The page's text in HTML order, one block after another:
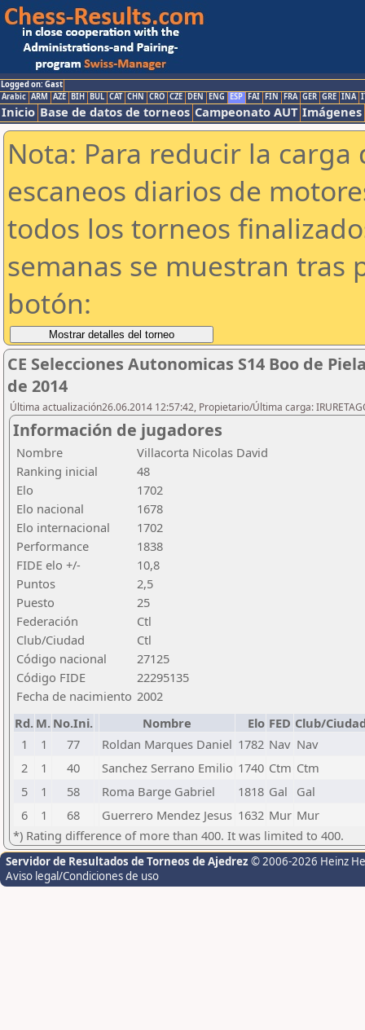
Logged on: Gast
Arabic ARM AZE BIH BUL CAT CHN CRO CZE DEN ENG ESP FAI FIN FRA GER GRE INA
Inicio Base de datos de torneos Campeonato AUT Imágenes
Nota: Para reducir la
escaneos diarios de
todos los torneos
semanas se muestran tras
botón:
CE Selecciones Autonomicas S14 Boo de
de 2014
Última actualización26.06.2014 12:57:42, Propietario/Última carga:
Información de jugadores
Nombre
Villacorta Nicolas David
Ranking inicial
48
Elo
1702
Elo nacional
1678
Elo internacional
1702
Performance
1838
FIDE elo +/-
10,8
Puntos
2,5
Puesto
25
Federación
Ctl
Club/Ciudad
Ctl
Código nacional
27125
Código FIDE
22295135
Fecha de nacimiento 2002
Rd. M. No.Ini. Nombre Elo FED Club/
1
1 77 Roldan Marques Daniel 1782 Nav Nav
2
1 40 Sanchez Serrano Emilio 1740 Ctm Ctm
5
1 58 Roma Barge Gabriel 1818 Gal
Gal
6
1 68 Guerrero Mendez Jesus 1632 Mur Mur
*) Rating difference of more than 400. It was limited to 400.
Servidor de Resultados de Torneos de Ajedrez © 2006-2026 Heinz
Aviso legal/Condiciones de uso